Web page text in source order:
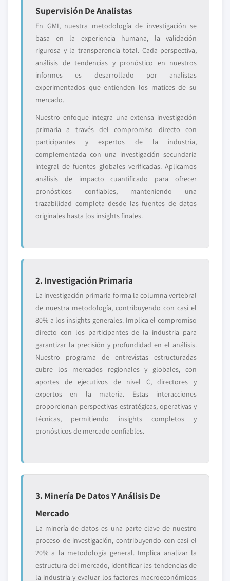
Supervisión De Analistas
En GMI, nuestra metodología de investigación se
basa en la experiencia humana, la validación
rigurosa y la transparencia total. Cada perspectiva,
análisis de tendencias y pronóstico en nuestros
informes es desarrollado por analistas
experimentados que entienden los matices de su
mercado.
Nuestro enfoque integra una extensa investigación
primaria a través del compromiso directo con
participantes y expertos de la industria,
complementada con una investigación secundaria
integral de fuentes globales verificadas. Aplicamos
análisis de impacto cuantificado para ofrecer
pronósticos confiables, manteniendo una
trazabilidad completa desde las fuentes de datos
originales hasta los insights finales.
2. Investigación Primaria
La investigación primaria forma la columna vertebral
de nuestra metodología, contribuyendo con casi el
80% a los insights generales. Implica el compromiso
directo con los participantes de la industria para
garantizar la precisión y profundidad en el análisis.
Nuestro programa de entrevistas estructuradas
cubre los mercados regionales y globales, con
aportes de ejecutivos de nivel C, directores y
expertos en la materia. Estas interacciones
proporcionan perspectivas estratégicas, operativas y
técnicas, permitiendo insights completos y
pronósticos de mercado confiables.
3. Minería De Datos Y Análisis De
Mercado
La minería de datos es una parte clave de nuestro
proceso de investigación, contribuyendo con casi el
20% a la metodología general. Implica analizar la
estructura del mercado, identificar las tendencias de
la industria y evaluar los factores macroeconómicos